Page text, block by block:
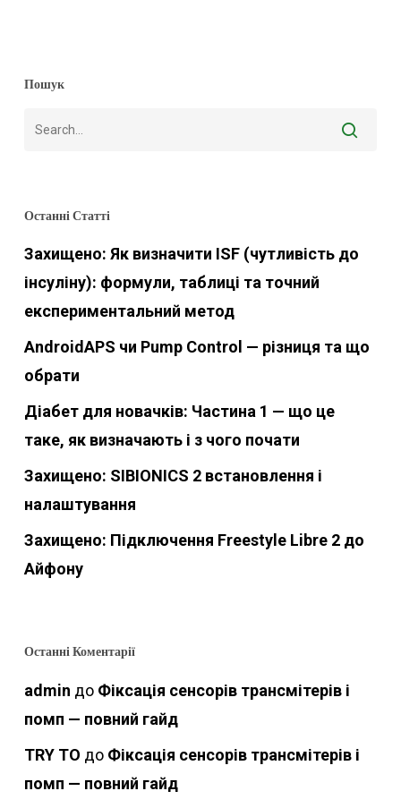
Пошук
Останні Статті
Захищено: Як визначити ISF (чутливість до
інсуліну): формули, таблиці та точний
експериментальний метод
AndroidAPS чи Pump Control — різниця та що
обрати
Діабет для новачків: Частина 1 — що це
таке, як визначають і з чого почати
Захищено: SIBIONICS 2 встановлення і
налаштування
Захищено: Підключення Freestyle Libre 2 до
Айфону
Останні Коментарії
admin до Фіксація сенсорів трансмітерів і
помп — повний гайд
TRY TO до Фіксація сенсорів трансмітерів і
помп — повний гайд